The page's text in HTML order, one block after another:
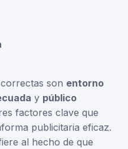
son entorno
y público
factores clave que
publicitaria eficaz.
al hecho de que